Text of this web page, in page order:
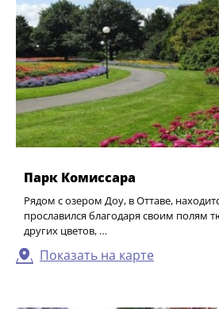
Парк Комиссара
Рядом с озером Доу, в Оттаве,
прославился благодаря своим полям
других цветов, …
Показать на карте